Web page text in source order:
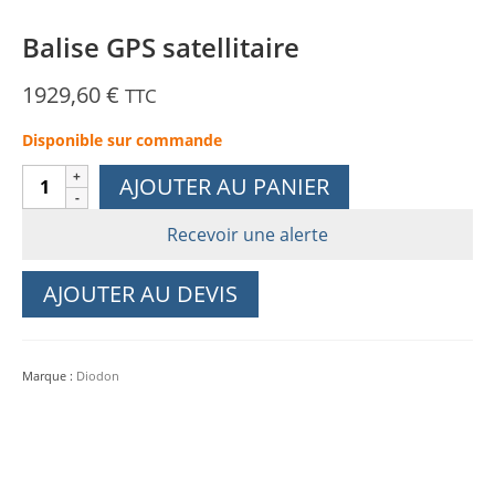
Balise GPS satellitaire
1929,60€ TTC
Disponible sur commande
quantité
de
satellitaire
AJOUTER AU PANIER
Recevoir une alerte
AJOUTER AU DEVIS
Marque : Diodon